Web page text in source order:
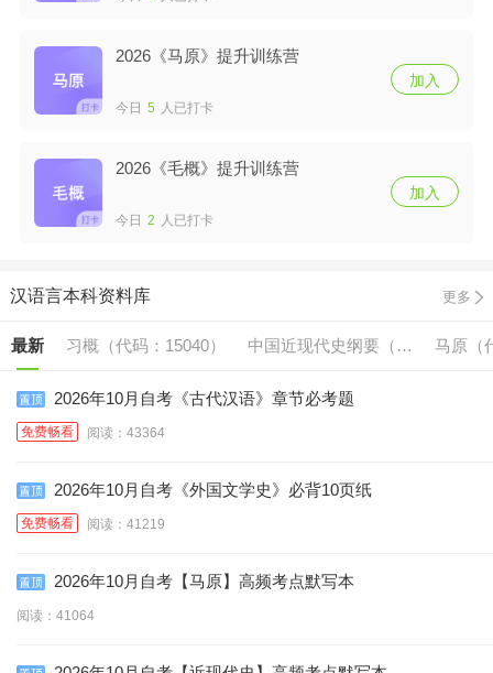
2026《马原》提升训练营
今日 5 人已打卡
加入
2026《毛概》提升训练营
今日 2 人已打卡
加入
汉语言本科资料库 更多
最新 习概（代码：15040） 中国近现代史纲要（代
码:15043）
马原（
2026年10月自考《古代汉语》章节必考题
免费畅看 阅读：43364
2026年10月自考《外国文学史》必背10页纸
免费畅看 阅读：41219
2026年10月自考【马原】高频考点默写本
阅读：41064